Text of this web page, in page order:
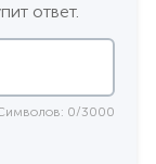
ответ.
0/3000